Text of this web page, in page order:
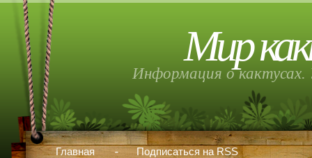
Мир
Информация о кактусах.
Главная Подписаться на RSS